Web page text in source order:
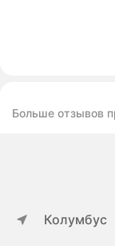
Больше отзывов
Колумбус